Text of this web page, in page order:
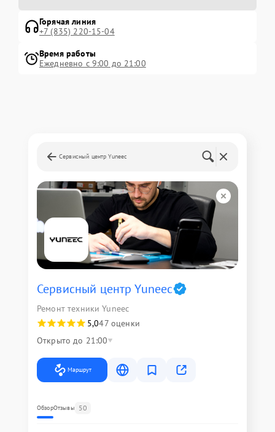
Горячая линия
+7 (835) 220-15-04
Время работы
Ежедневно с 9:00 до 21:00
Сервисный центр Yuneec
Сервисный центр Yuneec
Ремонт техники Yuneec
5,047 оценки
Открыто до 21:00
Маршрут
ОбзорОтзывы 50